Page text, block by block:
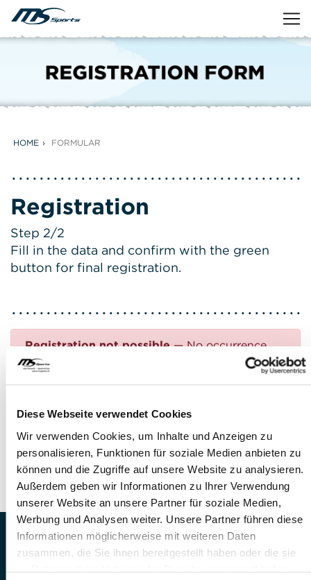
Diese Webseite verwendet Cookies
Wir verwenden Cookies, um Inhalte und Anzeigen zu
personalisieren, Funktionen für soziale Medien anbieten zu
können und die Zugriffe auf unsere Website zu analysieren.
Außerdem geben wir Informationen zu Ihrer Verwendung
unserer Website an unsere Partner für soziale Medien,
Werbung und Analysen weiter. Unsere Partner führen diese
Informationen möglicherweise mit weiteren Daten
zusammen, die Sie ihnen bereitgestellt haben oder die sie
HOME FORMULAR
Registration
Step 2/2
Fill in the data and confirm with the green
button for final registration.
Registration not possible— No occurrence
found
Questions?
FEEL FREE TO CONTACT US!
Phone: +41 41 260 33 67
E-mail:info(at)mssports.ch
MS Sports AG • Sonnenrain 3b • CH-6221